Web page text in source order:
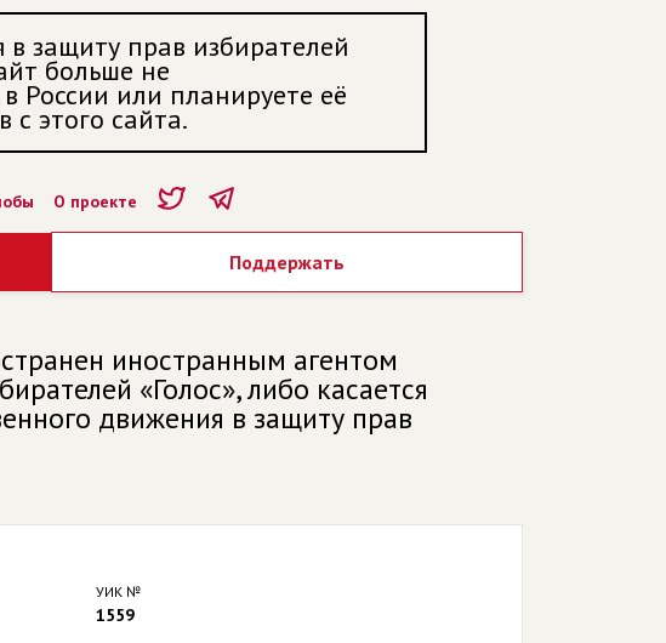
защиту прав избирателей
больше не
России или планируете её
этого сайта.
О проекте
Поддержать
иностранным агентом
«Голос», либо касается
движения в защиту прав
УИК №
1559